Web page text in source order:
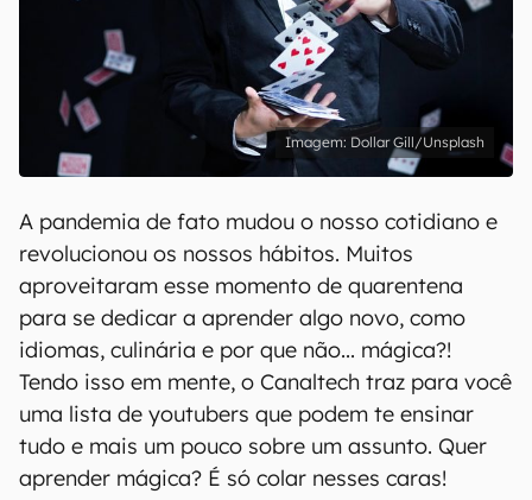
Dollar Gill/Unsplash
A pandemia de fato mudou o nosso cotidiano e
revolucionou os nossos hábitos. Muitos
aproveitaram esse momento de quarentena
para se dedicar a aprender algo novo, como
idiomas, culinária e por que não... mágica?!
Tendo isso em mente, o Canaltech traz para você
uma lista de youtubers que podem te ensinar
tudo e mais um pouco sobre um assunto. Quer
aprender mágica? É só colar nesses caras!